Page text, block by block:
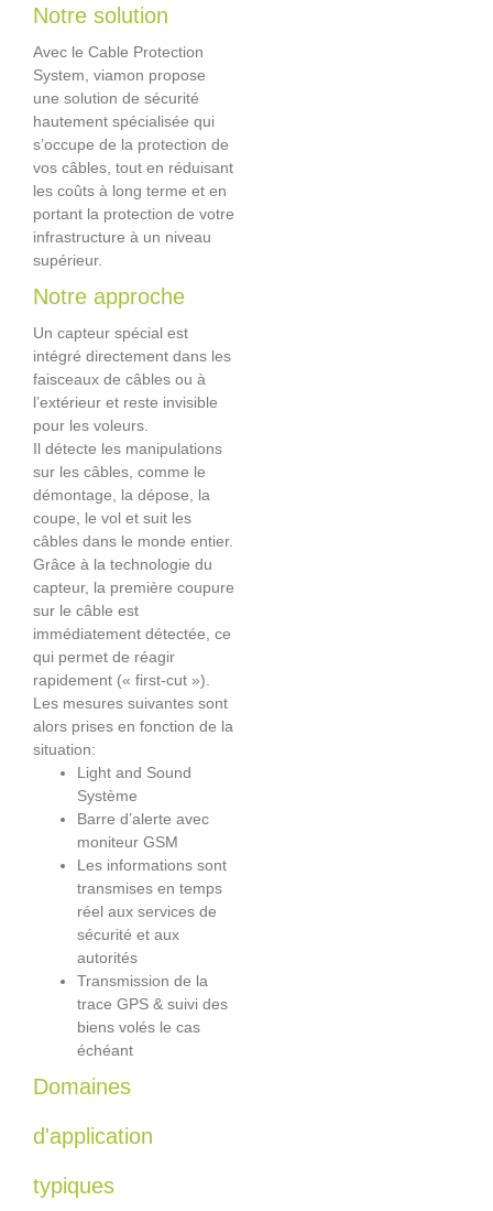
Notre solution
Avec le Cable Protection
System, viamon propose
une solution de sécurité
hautement spécialisée qui
s’occupe de la protection de
vos câbles, tout en réduisant
les coûts à long terme et en
portant la protection de votre
infrastructure à un niveau
supérieur.
Notre approche
Un capteur spécial est
intégré directement dans les
faisceaux de câbles ou à
l’extérieur et reste invisible
pour les voleurs.
Il détecte les manipulations
sur les câbles, comme le
démontage, la dépose, la
coupe, le vol et suit les
câbles dans le monde entier.
Grâce à la technologie du
capteur, la première coupure
sur le câble est
immédiatement détectée, ce
qui permet de réagir
rapidement (« first-cut »).
Les mesures suivantes sont
alors prises en fonction de la
situation:
Light and Sound
Système
Barre d’alerte avec
moniteur GSM
Les informations sont
transmises en temps
réel aux services de
sécurité et aux
autorités
Transmission de la
trace GPS & suivi des
biens volés le cas
échéant
Domaines
d'application
typiques